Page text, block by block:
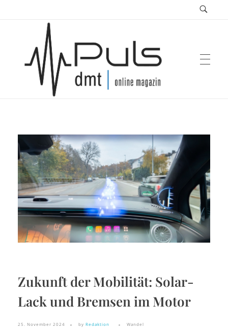
Zukunft der Mobilität: Solar-
Lack und Bremsen im Motor
25. November 2024 by Redaktion Wandel